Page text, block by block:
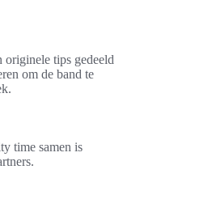
originele tips gedeeld
om de band te
time samen is